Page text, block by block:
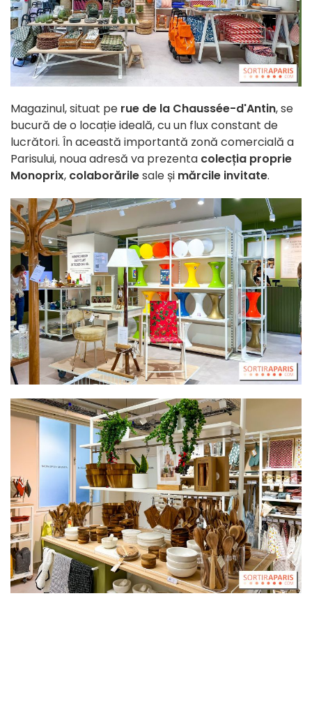
Magazinul, situat pe rue de la Chaussée-d'Antin, se
bucură de o locație ideală, cu un flux constant de
lucrători. În această importantă zonă comercială a
Parisului, noua adresă va prezenta colecția proprie
Monoprix, colaborărilesale și mărcile invitate.